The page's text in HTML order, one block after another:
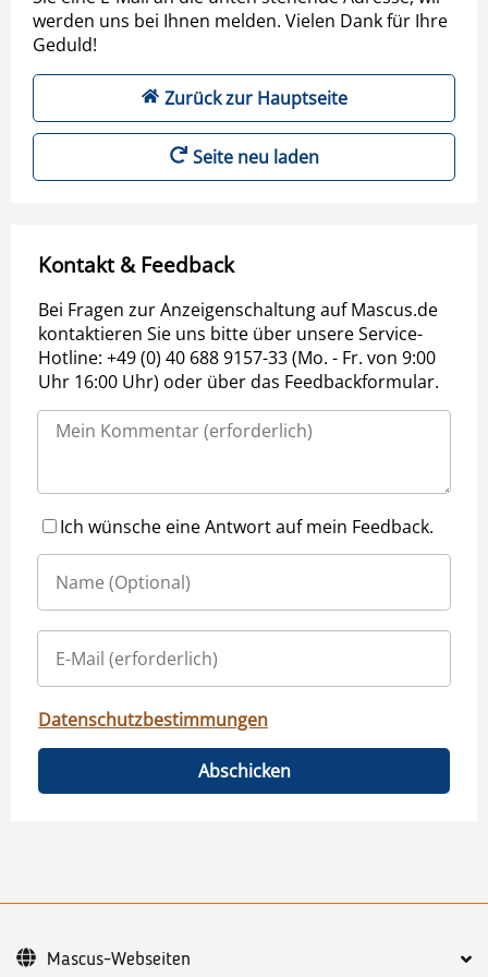
werden uns bei Ihnen melden. Vielen Dank für Ihre
Geduld!
Zurück zur Hauptseite
Seite neu laden
Kontakt & Feedback
Bei Fragen zur Anzeigenschaltung auf Mascus.de
kontaktieren Sie uns bitte über unsere Service-
Hotline: +49 (0) 40 688 9157-33 (Mo. - Fr. von 9:00
Uhr 16:00 Uhr) oder über das Feedbackformular.
Ich wünsche eine Antwort auf mein Feedback.
Datenschutzbestimmungen
Abschicken
Mascus-Webseiten